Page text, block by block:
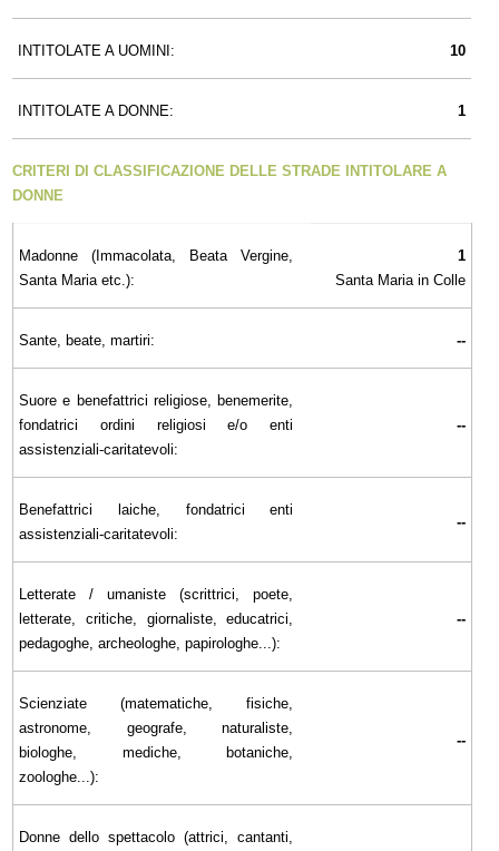
INTITOLATE A UOMINI: 10
INTITOLATE A DONNE: 1
CRITERI DI CLASSIFICAZIONE DELLE STRADE INTITOLARE A
DONNE
Madonne (Immacolata, Beata Vergine,
Santa Maria etc.):
1
Santa Maria in Colle
Sante, beate, martiri: --
Suore e benefattrici religiose, benemerite,
fondatrici ordini religiosi e/o enti
assistenziali-caritatevoli:
--
Benefattrici laiche, fondatrici enti
assistenziali-caritatevoli:
--
Letterate / umaniste (scrittrici, poete,
letterate, critiche, giornaliste, educatrici,
pedagoghe, archeologhe, papirologhe...):
--
Scienziate (matematiche, fisiche,
astronome, geografe, naturaliste,
biologhe, mediche, botaniche,
zoologhe...):
--
Donne dello spettacolo (attrici, cantanti,